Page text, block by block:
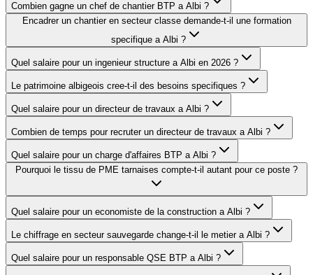
Combien gagne un chef de chantier BTP a Albi ?
Encadrer un chantier en secteur classe demande-t-il une formation
specifique a Albi ?
Quel salaire pour un ingenieur structure a Albi en 2026 ?
Le patrimoine albigeois cree-t-il des besoins specifiques ?
Quel salaire pour un directeur de travaux a Albi ?
Combien de temps pour recruter un directeur de travaux a Albi ?
Quel salaire pour un charge d'affaires BTP a Albi ?
Pourquoi le tissu de PME tarnaises compte-t-il autant pour ce poste ?
Quel salaire pour un economiste de la construction a Albi ?
Le chiffrage en secteur sauvegarde change-t-il le metier a Albi ?
Quel salaire pour un responsable QSE BTP a Albi ?